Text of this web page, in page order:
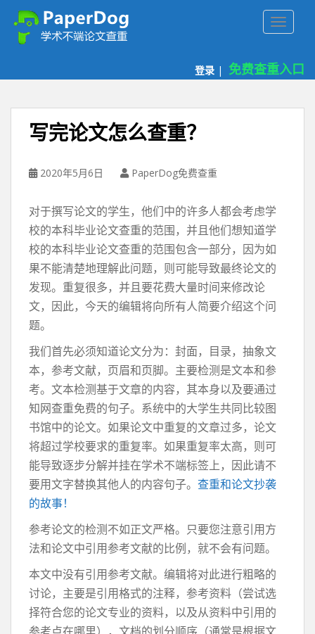
登录 | 免费查重入口
写完论文怎么查重？
2020年5月6日 PaperDog免费查重
对于撰写论文的学生，他们中的许多人都会考虑学
校的本科毕业论文查重的范围，并且他们想知道学
校的本科毕业论文查重的范围包含一部分，因为如
果不能清楚地理解此问题，则可能导致最终论文的
发现。重复很多，并且要花费大量时间来修改论
文，因此，今天的编辑将向所有人简要介绍这个问
题。
我们首先必须知道论文分为：封面，目录，抽象文
本，参考文献，页眉和页脚。主要检测是文本和参
考。文本检测基于文章的内容，其本身以及要通过
知网查重免费的句子。系统中的大学生共同比较图
书馆中的论文。如果论文中重复的文章过多，论文
将超过学校要求的重复率。如果重复率太高，则可
能导致逐步分解并挂在学术不端标签上，因此请不
要用文字替换其他人的内容句子。 查重和论文抄袭
的故事！
参考论文的检测不如正文严格。只要您注意引用方
法和论文中引用参考文献的比例，就不会有问题。
本文中没有引用参考文献。编辑将对此进行粗略的
讨论，主要是引用格式的注释，参考资料（尝试选
择符合您的论文专业的资料，以及从资料中引用的